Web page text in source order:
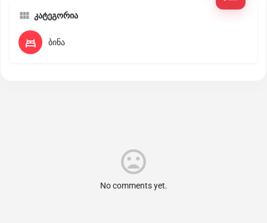
კატეგორია
ბინა
No comments yet.